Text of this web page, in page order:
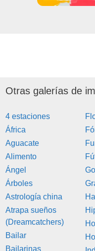
Otras galerías de
4 estaciones
África
Aguacate
Alimento
Ángel
Árboles
Astrología china
Atrapa sueños
(Dreamcatchers)
Bailar
Bailarinas